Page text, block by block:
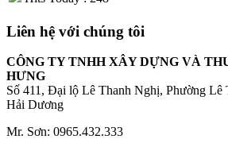
Liên hệ với chúng tôi
CÔNG TY TNHH XÂY DỰNG VÀ
HƯNG
Số 411, Đại lộ Lê Thanh Nghị, Phường Lê
Hải Dương
Mr. Sơn: 0965.432.333